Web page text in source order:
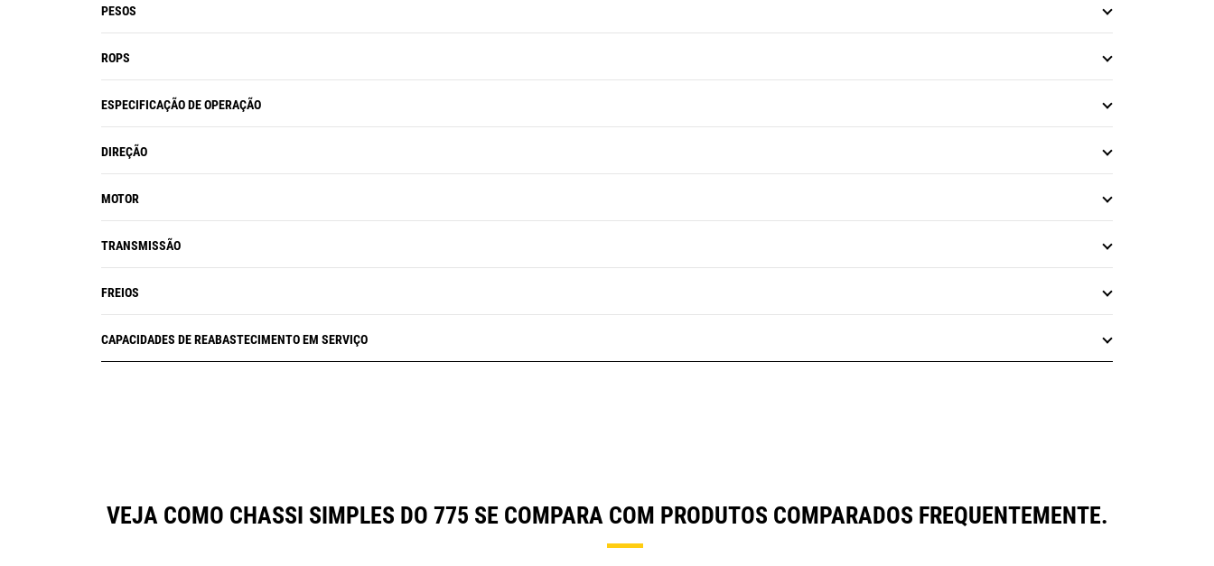
PESOS
ROPS
ESPECIFICAÇÃO DE OPERAÇÃO
DIREÇÃO
MOTOR
TRANSMISSÃO
FREIOS
CAPACIDADES DE REABASTECIMENTO EM SERVIÇO
VEJA COMO CHASSI SIMPLES DO 775 SE COMPARA COM PRODUTOS COMPARADOS FREQUENTEMENTE.